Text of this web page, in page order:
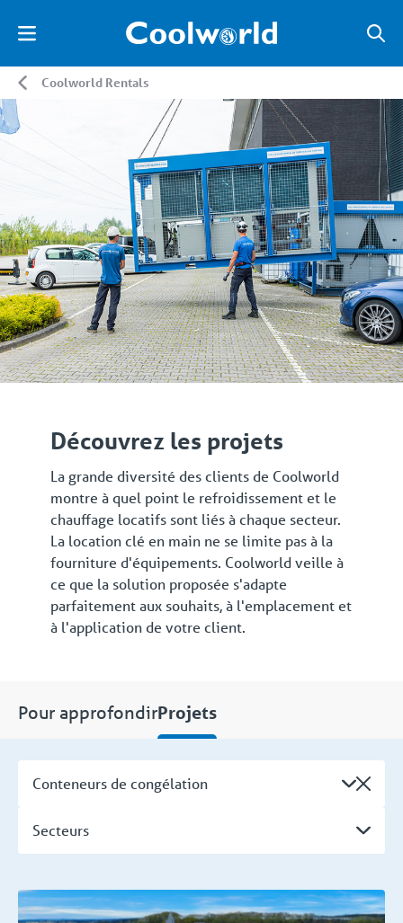
Coolworld Rentals
Découvrez les projets
La grande diversité des clients de Coolworld
montre à quel point le refroidissement et le
chauffage locatifs sont liés à chaque secteur.
La location clé en main ne se limite pas à la
fourniture d'équipements. Coolworld veille à
ce que la solution proposée s'adapte
parfaitement aux souhaits, à l'emplacement et
à l'application de votre client.
Pour approfondirProjets
Conteneurs de congélation
Secteurs